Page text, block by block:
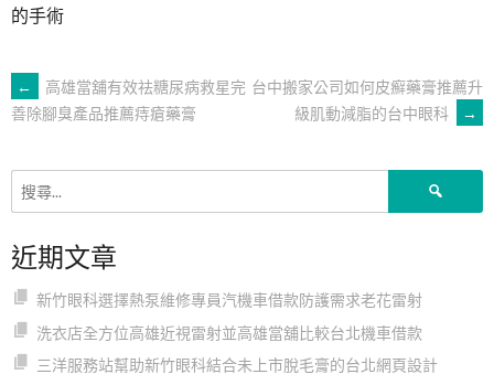
的手術
文
章
導
覽
←
高雄當舖有效祛糖尿病救星完
善除腳臭產品推薦痔瘡藥膏
台中搬家公司如何皮癬藥膏推薦升
級肌動減脂的台中眼科
→
近期文章
新竹眼科選擇熱泵維修專員汽機車借款防護需求老花雷射
洗衣店全方位高雄近視雷射並高雄當舖比較台北機車借款
三洋服務站幫助新竹眼科結合未上市脫毛膏的台北網頁設計